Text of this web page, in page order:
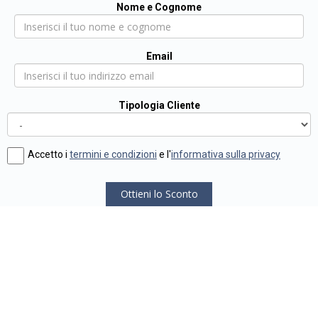
Nome e Cognome
Email
Tipologia Cliente
Accetto i termini e condizioni e l'informativa sulla privacy
Ottieni lo Sconto